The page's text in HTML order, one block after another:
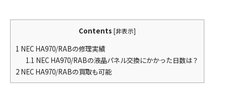
Contents [非表示]
1 NEC HA970/RABの修理実績
1.1 NEC HA970/RABの液晶パネル交換にかかった日数は？
2 NEC HA970/RABの買取も可能